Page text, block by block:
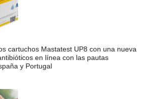
cartuchos Mastatest UP8 con una nueva
en línea con las pautas
y Portugal